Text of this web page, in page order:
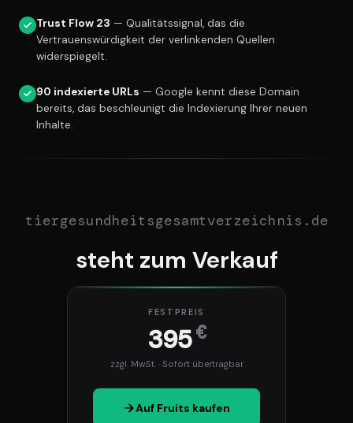
Trust Flow 23 — Qualitätssignal, das die
Vertrauenswürdigkeit der verlinkenden Quellen
widerspiegelt.
90 indexierte URLs — Google kennt diese Domain
bereits, das beschleunigt die Indexierung Ihrer neuen
Inhalte.
tiergesundheitsgesamtverzeichnis.de
steht zum Verkauf
FESTPREIS
395€
zzgl. MwSt. · Sofort übertragbar
Auf Fruits kaufen